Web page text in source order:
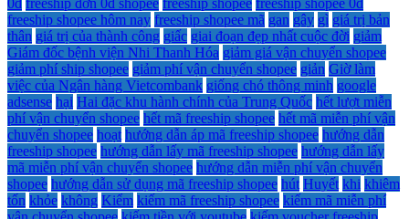
freeship shopee hôm nay freeship shopee mã gan gây gì giá trị bản
thân giá trị của thành công giấc giai đoạn đẹp nhất cuộc đời giảm
Giám đốc bệnh viện Nhi Thanh Hóa giảm giá vận chuyển shopee
giảm phí ship shopee giảm phí vận chuyển shopee giản Giờ làm
việc của Ngân hàng Vietcombank giống chó thông minh google
adsense hại Hai đặc khu hành chính của Trung Quốc hết lượt miễn
phí vận chuyển shopee hết mã freeship shopee hết mã miễn phí vận
chuyển shopee hoạt hướng dẫn áp mã freeship shopee hướng dẫn
freeship shopee hướng dẫn lấy mã freeship shopee hướng dẫn lấy
mã miễn phí vận chuyển shopee hướng dẫn miễn phí vận chuyển
shopee hướng dẫn sử dụng mã freeship shopee hút Huyết khi khiêm
tốn khỏe không Kiểm kiếm mã freeship shopee kiếm mã miễn phí